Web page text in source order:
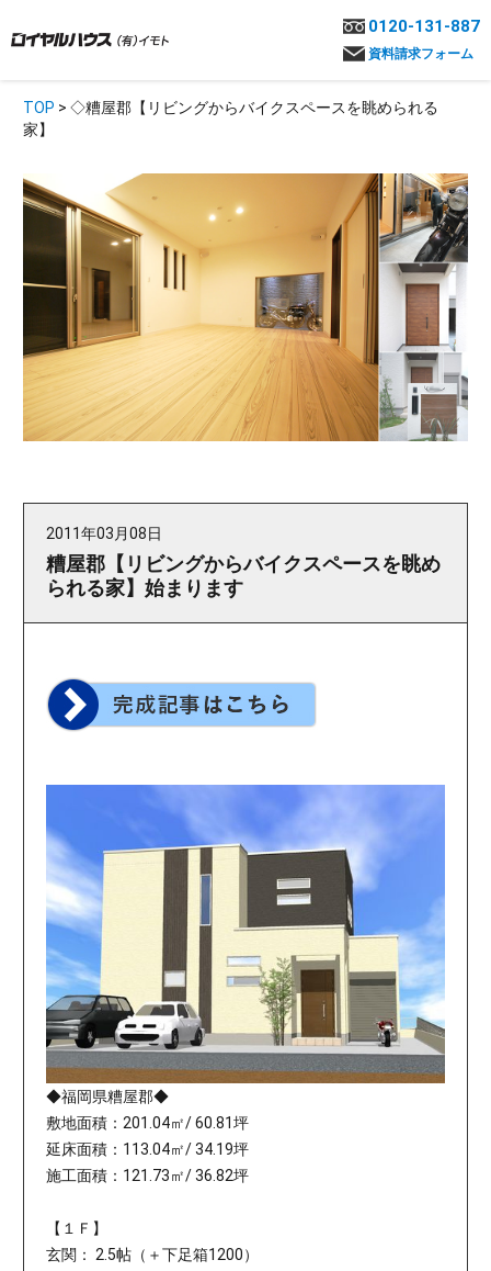
0120-131-887
資料請求フォーム
TOP > ◇糟屋郡【リビングからバイクスペースを眺められる
家】
2011年03月08日
糟屋郡【リビングからバイクスペースを眺め
られる家】始まります
◆福岡県糟屋郡◆
敷地面積：201.04㎡/ 60.81坪
延床面積：113.04㎡/ 34.19坪
施工面積：121.73㎡/ 36.82坪
【１Ｆ】
玄関： 2.5帖（＋下足箱1200）